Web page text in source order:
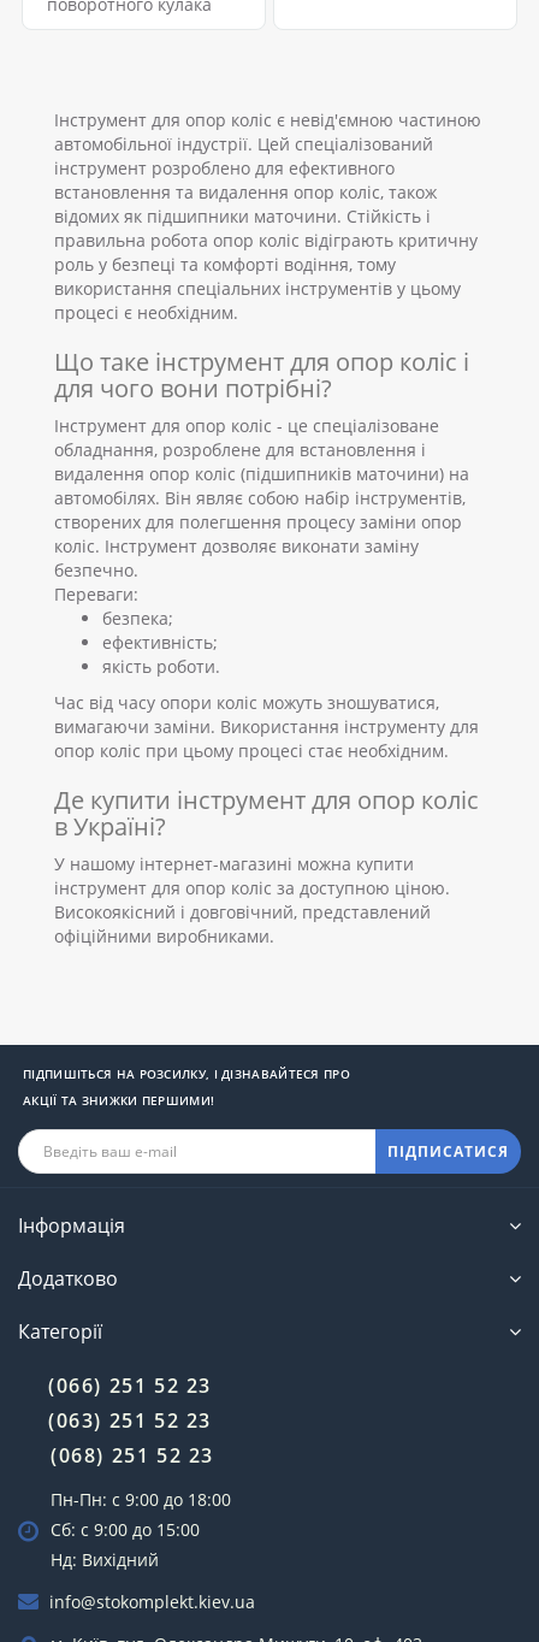
поворотного кулака
Інструмент для опор коліс є невід'ємною частиною
автомобільної індустрії. Цей спеціалізований
інструмент розроблено для ефективного
встановлення та видалення опор коліс, також
відомих як підшипники маточини. Стійкість і
правильна робота опор коліс відіграють критичну
роль у безпеці та комфорті водіння, тому
використання спеціальних інструментів у цьому
процесі є необхідним.
Що таке інструмент для опор коліс і
для чого вони потрібні?
Інструмент для опор коліс - це спеціалізоване
обладнання, розроблене для встановлення і
видалення опор коліс (підшипників маточини) на
автомобілях. Він являє собою набір інструментів,
створених для полегшення процесу заміни опор
коліс. Інструмент дозволяє виконати заміну
безпечно.
Переваги:
безпека;
ефективність;
якість роботи.
Час від часу опори коліс можуть зношуватися,
вимагаючи заміни. Використання інструменту для
опор коліс при цьому процесі стає необхідним.
Де купити інструмент для опор коліс
в Україні?
У нашому інтернет-магазині можна купити
інструмент для опор коліс за доступною ціною.
Високоякісний і довговічний, представлений
офіційними виробниками.
ПІДПИШІТЬСЯ НА РОЗСИЛКУ, І ДІЗНАВАЙТЕСЯ ПРО
АКЦІЇ ТА ЗНИЖКИ ПЕРШИМИ!
ПІДПИСАТИСЯ
Інформація
Додатково
Категорії
(066) 251 52 23
(063) 251 52 23
(068) 251 52 23
Пн-Пн: с 9:00 до 18:00
Сб: с 9:00 до 15:00
Нд: Вихідний
info@stokomplekt.kiev.ua